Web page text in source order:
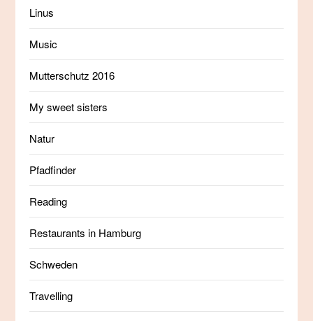
Linus
Music
Mutterschutz 2016
My sweet sisters
Natur
Pfadfinder
Reading
Restaurants in Hamburg
Schweden
Travelling